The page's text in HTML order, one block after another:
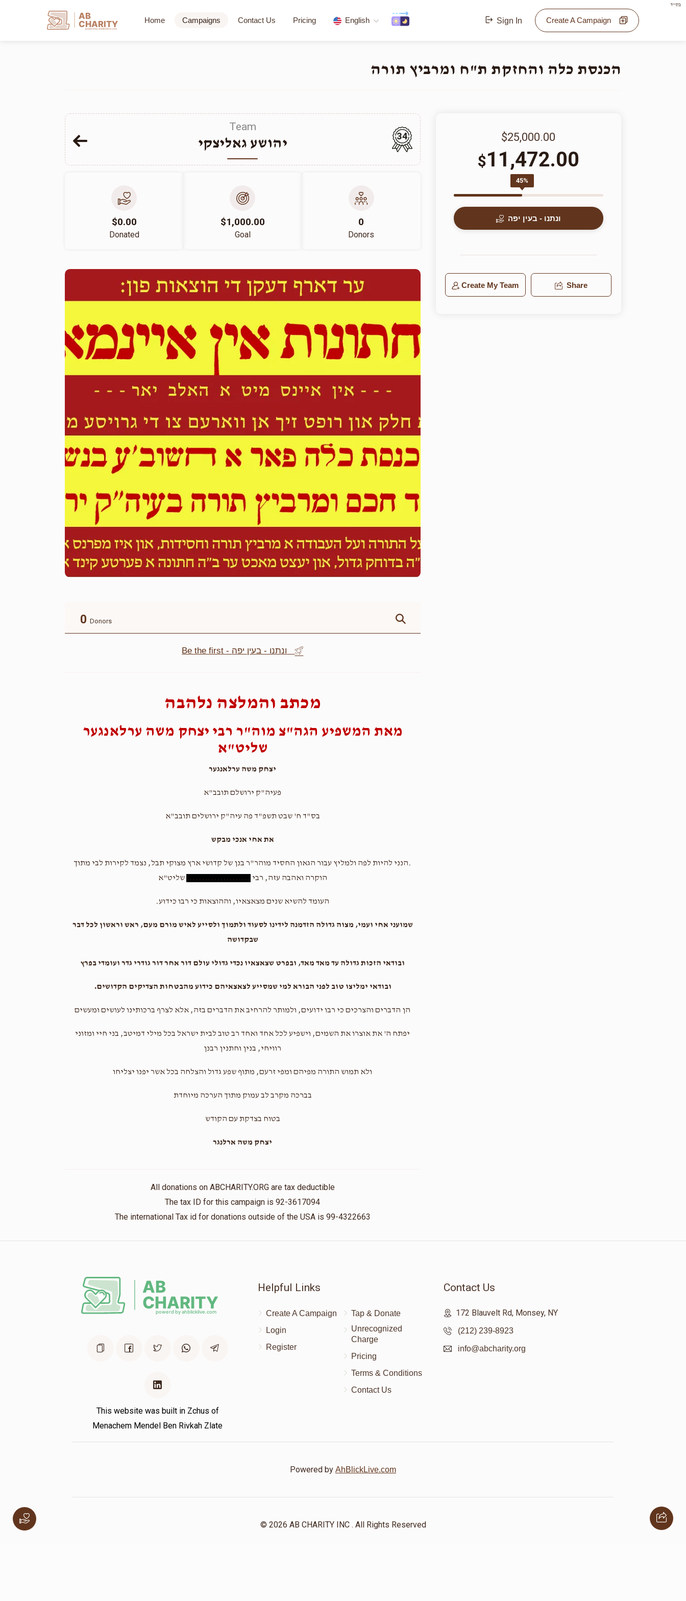
בס"ד
AB
CHARITY
powerd by ahblicklive.com
Home Campaigns Contact Us Pricing English Sign In Create A Campaign
הכנסת כלה והחזקת ת"ח ומרביץ תורה
Team
יהושע גאליצקי 34
$0.00
Donated
$1,000.00
Goal
0
Donors
0 Donors
Be the first - ונתנו - בעין יפה
מכתב והמלצה נלהבה
מאת המשפיע הגה"צ מוה"ר רבי יצחק משה ערלאנגער
שליט"א
יצחק משה ערלאנגער
פעיה"ק ירושלם תובב"א
בס"ד ח' שבט תשפ"ד פה עיה"ק ירושלים תובב"א
את אחי אנכי מבקש
.הנני להיות לפה ולמליץ עבור הגאון החסיד מוהר"ר בנן של קדושי ארץ מצוקי תבל, נצמד לקירות לבי מתוך
הוקרה ואהבה עזה, רבי ..................... שליט"א
העומד להשיא שנים מצאצאיו, וההוצאות כי רבו כידוע.
שמועני אחי ועמי, מצוה גדולה הזדמנה לידינו לסעוד ולתמוך ולסייע לאיש מורם מעם, ראש וראשון לכל דבר
שבקדושה
ובודאי הזכות גדולה עד מאד מאד, ובפרט שצאצאיו נכדי גדולי עולם דור אחר דור גודרי גדר ועומדי בפרץ
ובודאי ימליצו טוב לפני הבורא למי שמסייע לצאצאיהם כידוע מהבטחות הצדיקים הקדושים.
הן הדברים והצרכים כי רבו ידועים, ולמותר להרחיב את הדברים בזה, אלא לצרף ברכותינו לעושים ומעשים
יפתח ה' את אוצרו את השמים, וישפיע לכל אחד ואחד רב טוב לבית ישראל בכל מילי דמיטב, בני חיי ומזוני
רוויחי, בנין וחתנין רבנן
ולא תמוש התורה מפיהם ומפי זרעם, מתוף שפע גדול והצלחה בכל אשר יפנו יצליחו
בברכה מקרב לב עמוק מתוך הערכה מיוחדת
בטוח בצדקת עם הקודש
יצחק משה ארלנגר
All donations on ABCHARITY.ORG are tax deductible
The tax ID for this campaign is 92-3617094
The international Tax id for donations outside of the USA is 99-4322663
$25,000.00
$11,472.00
45%
ונתנו - בעין יפה
Create My Team Share
This website was built in Zchus of
Menachem Mendel Ben Rivkah Zlate
Helpful Links
Create A Campaign
Login
Register
Tap & Donate
Unrecognized
Charge
Pricing
Terms & Conditions
Contact Us
Contact Us
172 Blauvelt Rd, Monsey, NY
(212) 239-8923
info@abcharity.org
Powered by AhBlickLive.com
© 2026 AB CHARITY INC . All Rights Reserved